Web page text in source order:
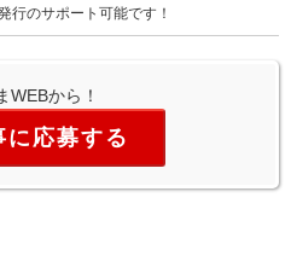
行のサポート可能です！
WEBから！
に応募する